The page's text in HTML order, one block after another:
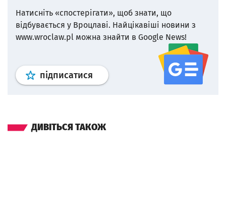
Натисніть «спостерігати», щоб знати, що
відбувається у Вроцлаві. Найцікавіші новини з
www.wroclaw.pl можна знайти в Google News!
підписатися Профіль google news
ДИВІТЬСЯ ТАКОЖ